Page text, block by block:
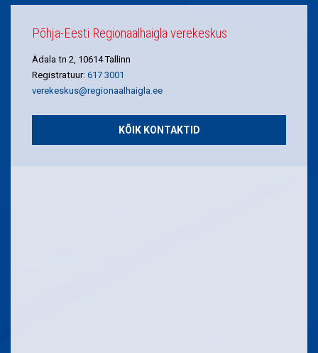
Põhja-Eesti Regionaalhaigla verekeskus
Ädala tn 2, 10614 Tallinn
Registratuur: 617 3001
verekeskus@regionaalhaigla.ee
KÕIK KONTAKTID